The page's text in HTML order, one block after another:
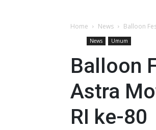
Home News Balloon
News Umum
Balloon
Astra
RI ke-80